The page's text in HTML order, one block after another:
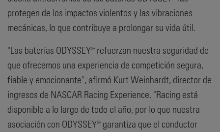
protegen de los impactos violentos y las vibraciones
mecánicas, lo que contribuye a prolongar su vida útil.
"Las baterías ODYSSEY® refuerzan nuestra seguridad de
que ofrecemos una experiencia de competición segura,
fiable y emocionante", afirmó Kurt Weinhardt, director de
ingresos de NASCAR Racing Experience. "Racing está
disponible a lo largo de todo el año, por lo que nuestra
asociación con ODYSSEY® garantiza que el conductor